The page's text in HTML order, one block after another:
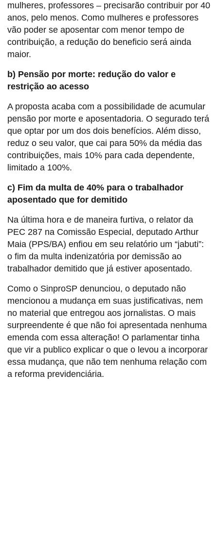
mulheres, professores – precisarão contribuir por 40
anos, pelo menos. Como mulheres e professores
vão poder se aposentar com menor tempo de
contribuição, a redução do beneficio será ainda
maior.
b) Pensão por morte: redução do valor e
restrição ao acesso
A proposta acaba com a possibilidade de acumular
pensão por morte e aposentadoria. O segurado terá
que optar por um dos dois benefícios. Além disso,
reduz o seu valor, que cai para 50% da média das
contribuições, mais 10% para cada dependente,
limitado a 100%.
c) Fim da multa de 40% para o trabalhador
aposentado que for demitido
Na última hora e de maneira furtiva, o relator da
PEC 287 na Comissão Especial, deputado Arthur
Maia (PPS/BA) enfiou em seu relatório um “jabuti”:
o fim da multa indenizatória por demissão ao
trabalhador demitido que já estiver aposentado.
Como o SinproSP denunciou, o deputado não
mencionou a mudança em suas justificativas, nem
no material que entregou aos jornalistas. O mais
surpreendente é que não foi apresentada nenhuma
emenda com essa alteração! O parlamentar tinha
que vir a publico explicar o que o levou a incorporar
essa mudança, que não tem nenhuma relação com
a reforma previdenciária.